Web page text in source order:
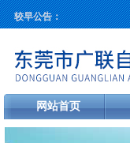
较早公告：
网站首页